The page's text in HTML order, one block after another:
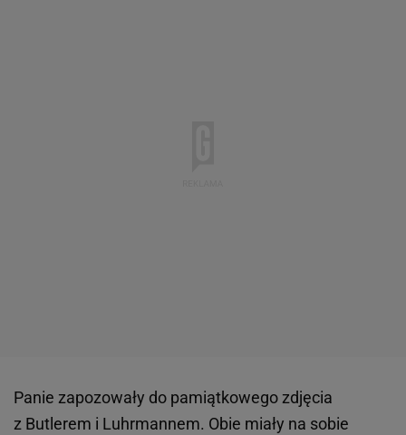
Panie zapozowały do pamiątkowego zdjęcia
z Butlerem i Luhrmannem. Obie miały na sobie